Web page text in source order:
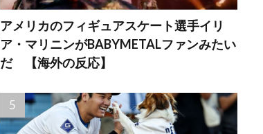
アメリカのフィギュアスケート選手イリ
ア・マリニンがBABYMETALファンみたい
だ 【海外の反応】